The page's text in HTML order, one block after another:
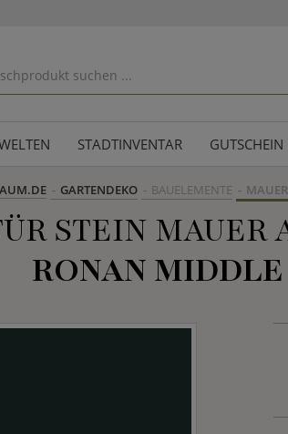
STADTINVENTAR GUTSCHEIN
GARTENDEKO BAUELEMENTE
STEIN
RONAN MIDDLE